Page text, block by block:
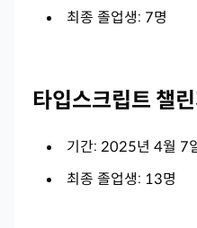
최종 졸업생: 7명
타입스크립트 챌
기간: 2025년 4월 7
최종 졸업생: 13명